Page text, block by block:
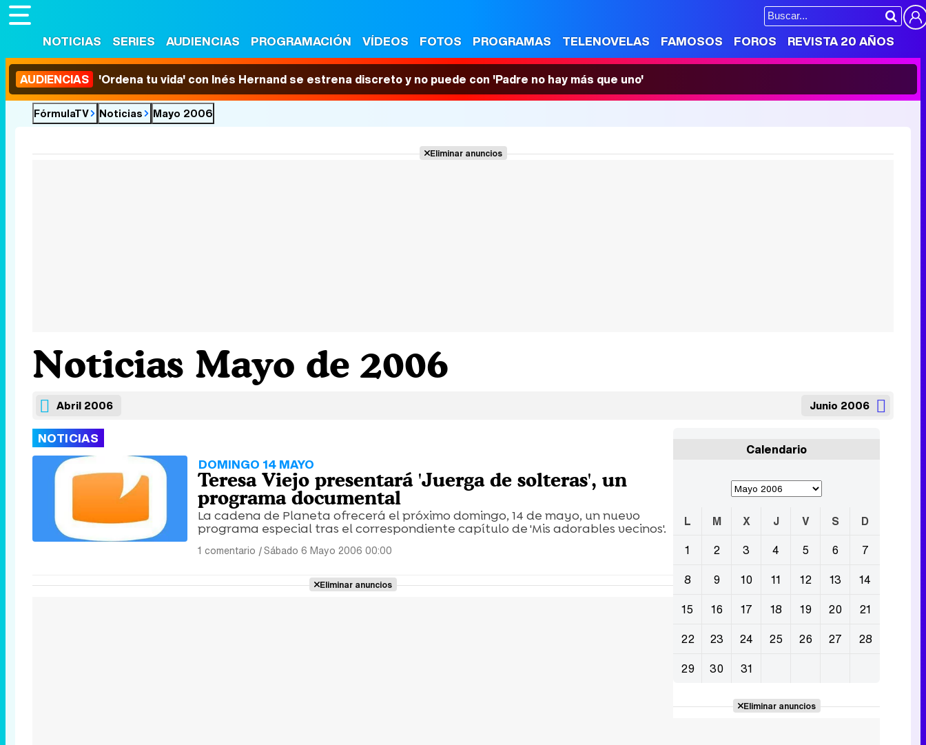
NOTICIAS SERIES AUDIENCIAS PROGRAMACIÓN VÍDEOS FOTOS PROGRAMAS TELENOVELAS FAMOSOS FOROS REVISTA 20 AÑOS
AUDIENCIAS 'Ordena tu vida' con Inés Hernand se estrena discreto y no puede con 'Padre no hay más que uno'
FórmulaTV Noticias Mayo 2006
Eliminar anuncios
Noticias Mayo de 2006
Abril 2006 Junio 2006
NOTICIAS
DOMINGO 14 MAYO
Teresa Viejo presentará 'Juerga de solteras', un
programa documental
La cadena de Planeta ofrecerá el próximo domingo, 14 de mayo, un nuevo
programa especial tras el correspondiente capítulo de 'Mis adorables vecinos'.
1 comentario |Sábado 6 Mayo 2006 00:00
Eliminar anuncios
Calendario
L M X J V S
D
1
2 3 4 5 6
7
8
9 10 11 12 13
14
15
16 17 18 19 20
21
22
23 24 25 26 27
28
29
30 31
Eliminar anuncios